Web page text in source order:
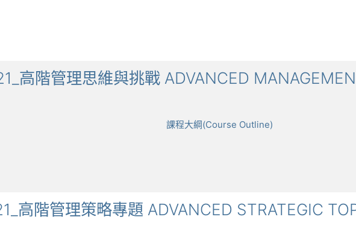
高階管理思維與挑戰 ADVANCED
課程大綱(Course Outline)
高階管理策略專題 ADVANCED STRATEGIC